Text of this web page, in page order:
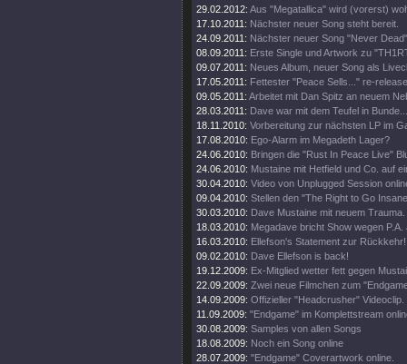
29.02.2012: Aus "Megatallica" wird (vorerst)
17.10.2011: Nächster neuer Song steht bereit.
24.09.2011: Nächster neuer Song "Never
08.09.2011: Erste Single und Artwork zu
09.07.2011: Neues Album, neuer Song als
17.05.2011: Fettester "Peace Sells..." re-
09.05.2011: Arbeitet mit Dan Spitz an neuem
28.03.2011: Dave war mit dem Teufel in Bunde...
18.11.2010: Vorbereitung zur nächsten LP im
17.08.2010: Ego-Alarm im Megadeth Lager?
24.06.2010: Bringen die "Rust In Peace Live"
24.06.2010: Mustaine mit Hetfield und Co. auf
30.04.2010: Video von Unplugged Session
09.04.2010: Stellen den "The Right to Go
30.03.2010: Dave Mustaine mit neuem Trauma.
18.03.2010: Megadave bricht Show wegen P.A.
16.03.2010: Ellefson's Statement zur Rückkehr!
09.02.2010: Dave Ellefson is back!
19.12.2009: Ex-Mitglied wetter fett gegen
22.09.2009: Zwei neue Filmchen zum
14.09.2009: Offizieller "Headcrusher" Videoclip.
11.09.2009: "Endgame" im Komplettstream
30.08.2009: Samples von allen Songs
18.08.2009: Noch ein Song online
28.07.2009: "Endgame" Coverartwork online.